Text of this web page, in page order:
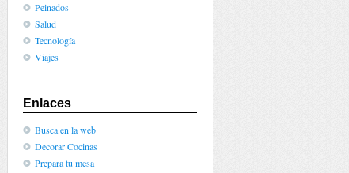
Peinados
Salud
Tecnología
Viajes
Enlaces
Busca en la web
Decorar Cocinas
Prepara tu mesa